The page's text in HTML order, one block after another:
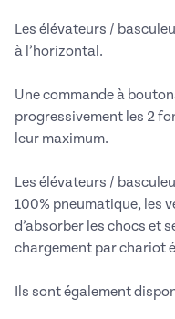
Les élévateurs /
à l’horizontal.
Une commande à
progressivement les 2
leur maximum.
Les élévateurs /
100% pneumatique, les
d’absorber les chocs et
chargement par chariot
Ils sont également